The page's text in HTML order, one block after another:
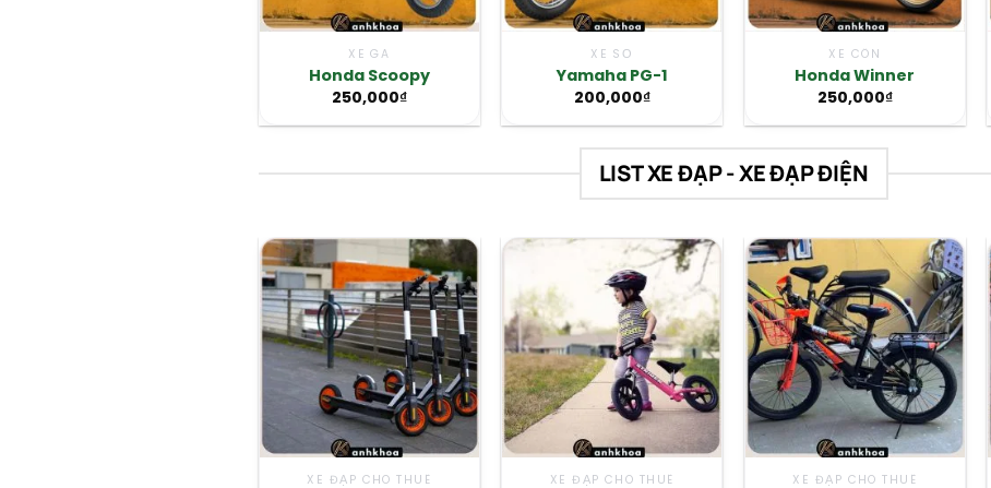
XE GA
Honda Scoopy
250,000₫
XE SỐ
Yamaha PG-1
200,000₫
XE CÔN
Honda Winner
250,000₫
LIST XE ĐẠP - XE ĐẠP ĐIỆN
XE ĐẠP CHO THUÊ XE ĐẠP CHO THUÊ XE ĐẠP CHO THUÊ